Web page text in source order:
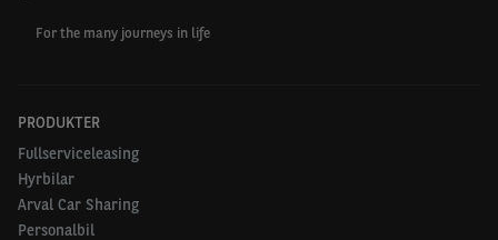
For the many journeys in life
PRODUKTER
Fullserviceleasing
Hyrbilar
Arval Car Sharing
Personalbil